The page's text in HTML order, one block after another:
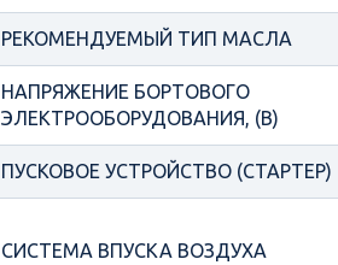
РЕКОМЕНДУЕМЫЙ ТИП МАСЛА
НАПРЯЖЕНИЕ БОРТОВОГО
ЭЛЕКТРООБОРУДОВАНИЯ, (В)
ПУСКОВОЕ УСТРОЙСТВО (СТАРТЕР)
СИСТЕМА ВПУСКА ВОЗДУХА